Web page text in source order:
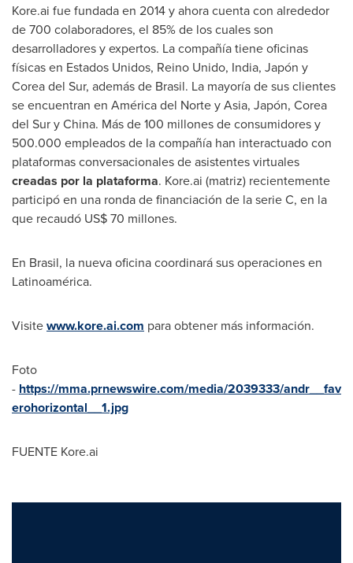
Kore.ai fue fundada en 2014 y ahora cuenta con alrededor
de 700 colaboradores, el 85% de los cuales son
desarrolladores y expertos. La compañía tiene oficinas
físicas en Estados Unidos, Reino Unido, India, Japón y
Corea del Sur, además de Brasil. La mayoría de sus clientes
se encuentran en América del Norte yAsia, Japón, Corea
del SuryChina. Más de 100 millones de consumidores y
500.000 empleados de la compañía han interactuado con
plataformas conversacionales de asistentes virtuales
creadas por la plataforma. Kore.ai (matriz) recientemente
participó en una ronda de financiación de la serie C, en la
que recaudó US$ 70 millones.
En Brasil, la nueva oficina coordinará sus operaciones en
Latinoamérica.
Visitewww.kore.ai.com para obtener más información.
Foto
- https://mma.prnewswire.com/media/2039333/andr__fav
erohorizontal__1.jpg
FUENTE Kore.ai